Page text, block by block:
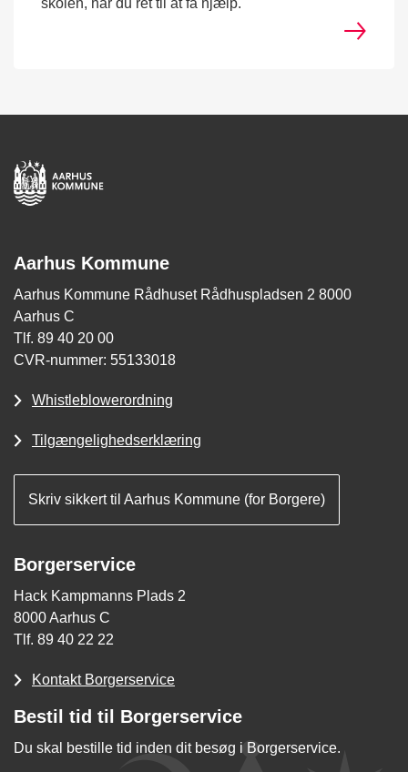
skolen, har du ret til at få hjælp.
Aarhus Kommune
Aarhus Kommune Rådhuset Rådhuspladsen 2 8000
Aarhus C
Tlf. 89 40 20 00
CVR-nummer: 55133018
Whistleblowerordning
Tilgængelighedserklæring
Skriv sikkert til Aarhus Kommune (for Borgere)
Borgerservice
Hack Kampmanns Plads 2
8000 Aarhus C
Tlf. 89 40 22 22
Kontakt Borgerservice
Bestil tid til Borgerservice
Du skal bestille tid inden dit besøg i Borgerservice.